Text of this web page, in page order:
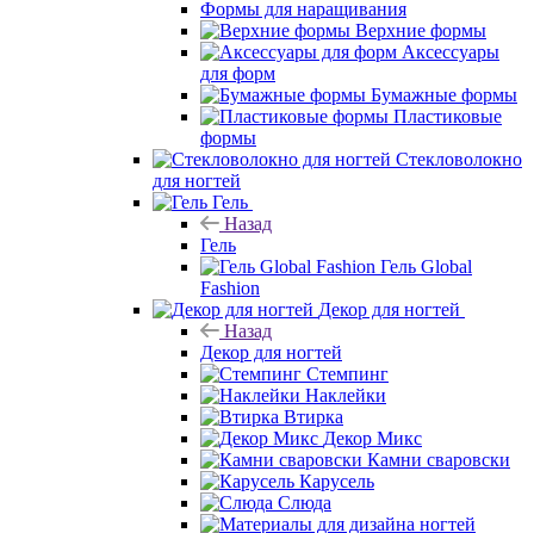
Формы для наращивания
Верхние формы
Аксессуары
для форм
Бумажные формы
Пластиковые
формы
Стекловолокно
для ногтей
Гель
Назад
Гель
Гель Global
Fashion
Декор для ногтей
Назад
Декор для ногтей
Стемпинг
Наклейки
Втирка
Декор Микс
Камни сваровски
Карусель
Слюда